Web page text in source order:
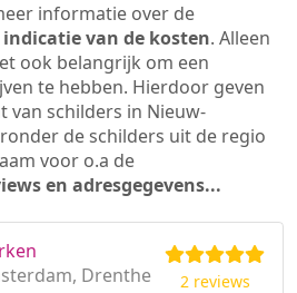
informatie over de
indicatie van de kosten. Alleen
ook belangrijk om een
te hebben. Hierdoor geven
van schilders in Nieuw-
de schilders uit de regio
voor o.a de
en adresgegevens...
Drenthe
2 reviews